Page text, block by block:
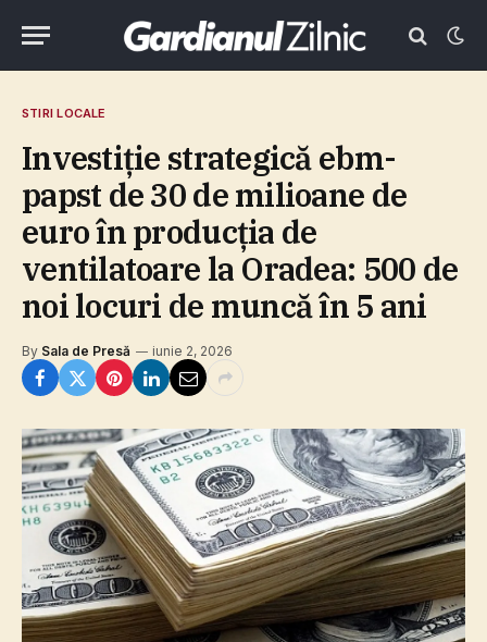
STIRI LOCALE
Investiţie strategică ebm-
papst de 30 de milioane de
euro în producţia de
ventilatoare la Oradea: 500 de
noi locuri de muncă în 5 ani
By Sala de Presă iunie 2, 2026